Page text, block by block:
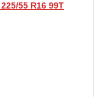
55 R16 99T